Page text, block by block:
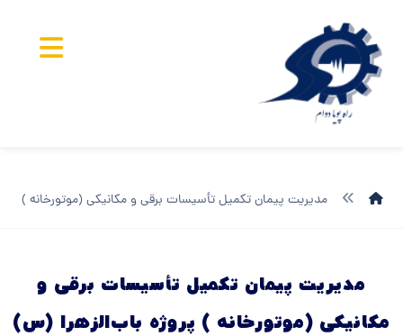
مدیریت پیمان تکمیل تأسیسات برقی و مکانیکی (موتورخانه )
مدیریت پیمان تکمیل تأسیسات برقی و
مکانیکی (موتورخانه ) پروژه باب‌الزهرا (س)